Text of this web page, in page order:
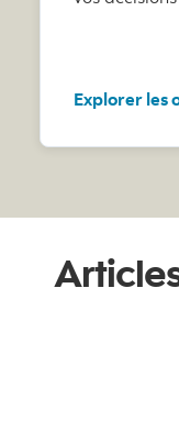
Explorer les